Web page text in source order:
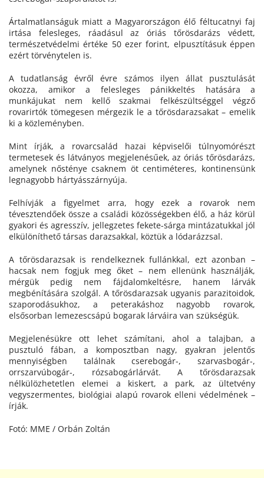
Ártalmatlanságuk miatt a Magyarországon élő féltucatnyi faj
irtása felesleges, ráadásul az óriás tőrösdarázs védett,
természetvédelmi értéke 50 ezer forint, elpusztításuk éppen
ezért törvénytelen is.
A tudatlanság évről évre számos ilyen állat pusztulását
okozza, amikor a felesleges pánikkeltés hatására a
munkájukat nem kellő szakmai felkészültséggel végző
rovarirtók tömegesen mérgezik le a tőrösdarazsakat – emelik
ki a közleményben.
Mint írják, a rovarcsalád hazai képviselői túlnyomórészt
termetesek és látványos megjelenésűek, az óriás tőrösdarázs,
amelynek nősténye csaknem öt centiméteres, kontinensünk
legnagyobb hártyásszárnyúja.
Felhívják a figyelmet arra, hogy ezek a rovarok nem
tévesztendőek össze a családi közösségekben élő, a ház körül
gyakori és agresszív, jellegzetes fekete-sárga mintázatukkal jól
elkülöníthető társas darazsakkal, köztük a lódarázzsal.
A tőrösdarazsak is rendelkeznek fullánkkal, ezt azonban –
hacsak nem fogjuk meg őket – nem ellenünk használják,
mérgük pedig nem fájdalomkeltésre, hanem lárvák
megbénítására szolgál. A tőrösdarazsak ugyanis parazitoidok,
szaporodásukhoz, a peterakáshoz nagyobb rovarok,
elsősorban lemezescsápú bogarak lárváira van szükségük.
Megjelenésükre ott lehet számítani, ahol a talajban, a
pusztuló fában, a komposztban nagy, gyakran jelentős
mennyiségben találnak cserebogár-, szarvasbogár-,
orrszarvúbogár-, rózsabogárlárvát. A tőrösdarazsak
nélkülözhetetlen elemei a kiskert, a park, az ültetvény
vegyszermentes, biológiai alapú rovarok elleni védelmének –
írják.
Fotó: MME / Orbán Zoltán